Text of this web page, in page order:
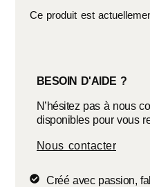
Ce produit est
BESOIN D'AIDE ?
N’hésitez pas à nous
disponibles pour vous
Nous contacter
Créé avec passion,